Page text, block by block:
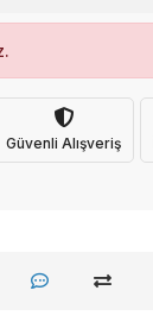
Güvenli Alışveriş